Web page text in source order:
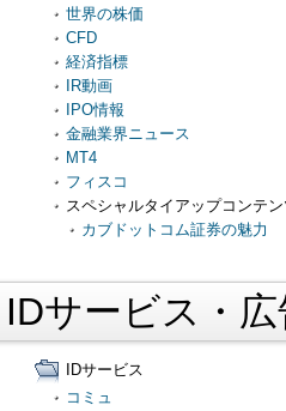
世界の株価
CFD
経済指標
IR動画
IPO情報
金融業界ニュース
MT4
フィスコ
スペシャルタイアップコンテ
カブドットコム証券の魅力
サービス・
IDサービス
コミュ